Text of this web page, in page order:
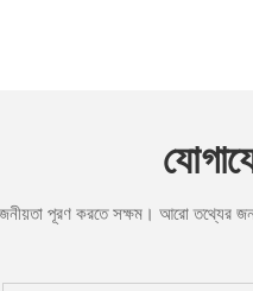
পূরণ করতে সক্ষম। আরো